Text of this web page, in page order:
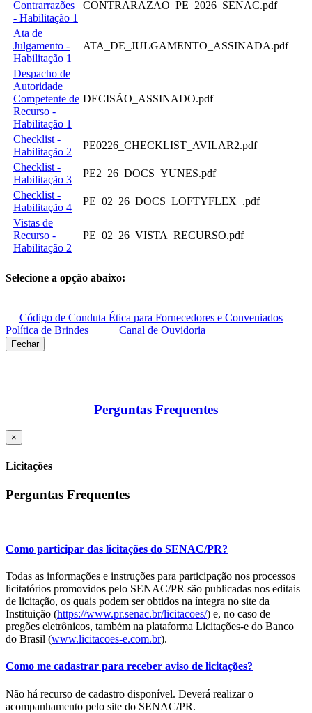
Contrarrazões
- Habilitação 1
CONTRARAZAO_PE_2026_SENAC.pdf
Ata de
Julgamento -
Habilitação 1
ATA_DE_JULGAMENTO_ASSINADA.pdf
Despacho de
Autoridade
Competente de
Recurso -
Habilitação 1
DECISÃO_ASSINADO.pdf
Checklist -
Habilitação 2
PE0226_CHECKLIST_AVILAR2.pdf
Checklist -
Habilitação 3
PE2_26_DOCS_YUNES.pdf
Checklist -
Habilitação 4
PE_02_26_DOCS_LOFTYFLEX_.pdf
Vistas de
Recurso -
Habilitação 2
PE_02_26_VISTA_RECURSO.pdf
Selecione a opção abaixo:
Código de Conduta Ética para Fornecedores e Conveniados
Política de Brindes
Canal de Ouvidoria
Fechar
Perguntas Frequentes
×
Licitações
Perguntas Frequentes
Como participar das licitações do SENAC/PR?
Todas as informações e instruções para participação nos processos
licitatórios promovidos pelo SENAC/PR são publicadas nos editais
de licitação, os quais podem ser obtidos na íntegra no site da
Instituição (https://www.pr.senac.br/licitacoes/) e, no caso de
pregões eletrônicos, também na plataforma Licitações-e do Banco
do Brasil (www.licitacoes-e.com.br).
Como me cadastrar para receber aviso de licitações?
Não há recurso de cadastro disponível. Deverá realizar o
acompanhamento pelo site do SENAC/PR.